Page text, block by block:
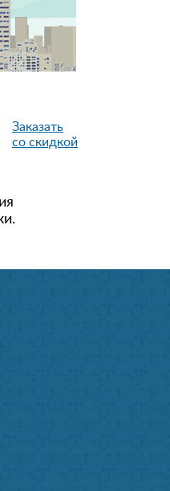
Заказать
со скидкой